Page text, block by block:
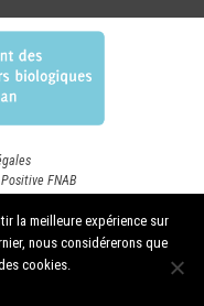
FNAB
la meilleure expérience sur
nous considérerons que
cookies.